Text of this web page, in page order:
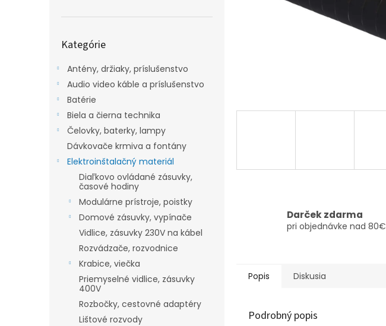
kategórie
Kategórie
Antény, držiaky, príslušenstvo
Audio video káble a príslušenstvo
Batérie
Biela a čierna technika
Čelovky, baterky, lampy
Dávkovače krmiva a fontány
Elektroinštalačný materiál
Diaľkovo ovládané zásuvky,
časové hodiny
Modulárne prístroje, poistky
Domové zásuvky, vypínače
Vidlice, zásuvky 230V na kábel
Rozvádzače, rozvodnice
Krabice, viečka
Priemyselné vidlice, zásuvky
400V
Rozbočky, cestovné adaptéry
Lištové rozvody
Darček zdarma
pri objednávke nad 80€
Popis Diskusia
Podrobný popis